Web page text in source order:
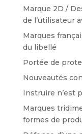
Marque 2D /
de l’utilisateur
Marques
du libellé
Portée de
Nouveautés
Instruire n’est
Marques
formes de